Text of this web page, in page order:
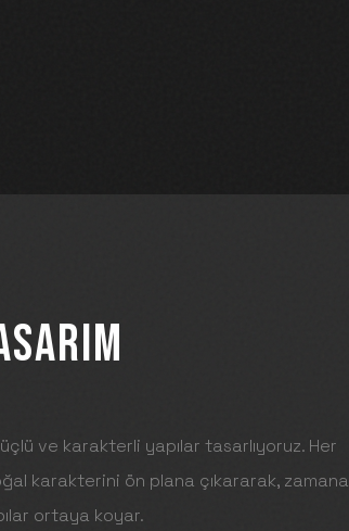
ve karakterli yapılar tasarlıyoruz. Her
karakterini ön plana çıkararak, zamana
ortaya koyar.